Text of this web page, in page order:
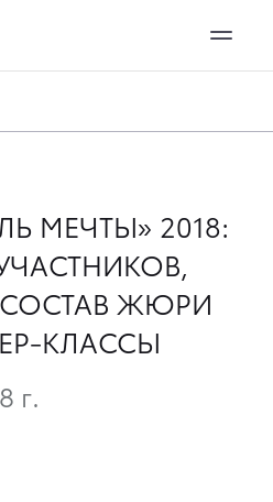
МЕЧТЫ» 2018:
ЖЮРИ
КЛАССЫ
г.